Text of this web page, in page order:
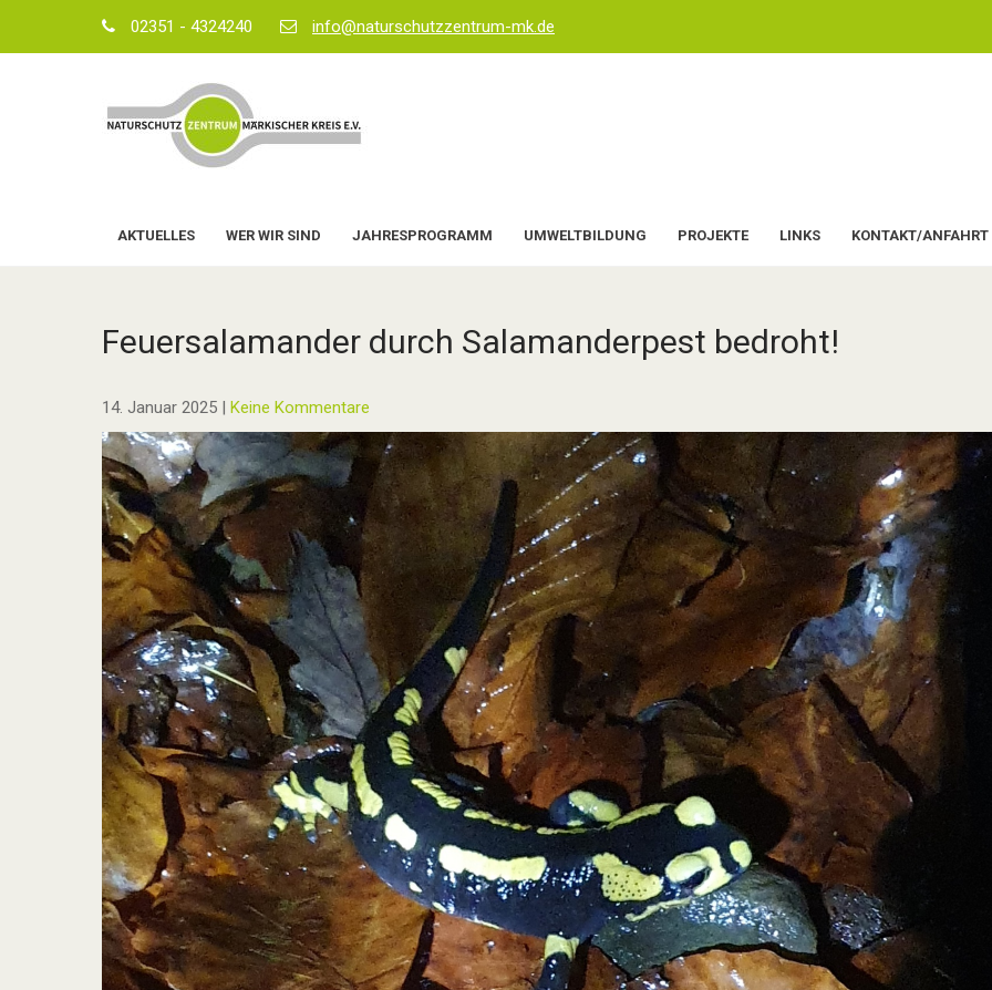
02351 - 4324240 info@naturschutzzentrum-mk.de
AKTUELLES WER WIR SIND JAHRESPROGRAMM UMWELTBILDUNG PROJEKTE LINKS KONTAKT/ANFAHRT
Feuersalamander durch Salamanderpest bedroht!
14. Januar 2025 | Keine Kommentare